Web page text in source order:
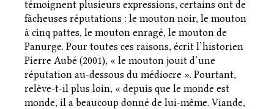
témoignent plusieurs expressions, certains ont de
fâcheuses réputations : le mouton noir, le mouton
à cinq pattes, le mouton enragé, le mouton de
Panurge. Pour toutes ces raisons, écrit l’historien
Pierre Aubé (2001), « le mouton jouit d’une
réputation au-dessous du médiocre ». Pourtant,
relève-t-il plus loin, « depuis que le monde est
monde, il a beaucoup donné de lui-même. Viande,